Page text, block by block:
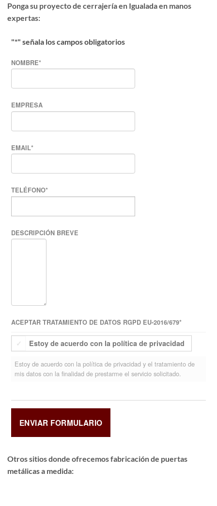
Ponga su proyecto de cerrajería en Igualada en manos
expertas:
"*" señala los campos obligatorios
NOMBRE*
EMPRESA
EMAIL*
TELÉFONO*
DESCRIPCIÓN BREVE
ACEPTAR TRATAMIENTO DE DATOS RGPD EU-2016/679*
Estoy de acuerdo con la política de privacidad
Estoy de acuerdo con la política de privacidad y el tratamiento de
mis datos con la finalidad de prestarme el servicio solicitado.
Otros sitios donde ofrecemosfabricación de puertas
metálicas a medida: